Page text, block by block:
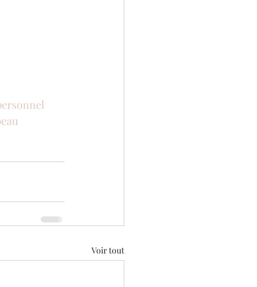
Voir tout